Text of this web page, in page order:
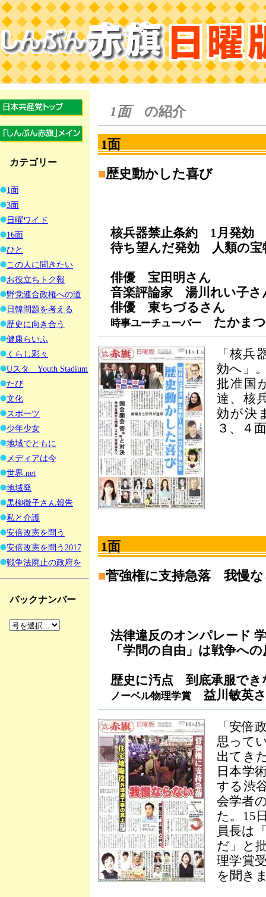
カテゴリー
1面
3面
日曜ワイド
16面
ひと
この人に聞きたい
お役立ちトク報
野党連合政権への道
日韓問題を考える
歴史に向き合う
健康らいふ
くらし彩々
Uスタ Youth Stadium
たび
文化
スポーツ
少年少女
地域でともに
メディアは今
世界.net
地域発
黒柳徹子さん報告
私と介護
安倍改憲を問う
安倍改憲を問う2017
戦争法廃止の政府を
バックナンバー
1面の紹介
1面
■歴史動かした喜び
核兵器禁止条約 1月発効
待ち望んだ発効 人類の宝
俳優 宝田明さん
音楽評論家 湯川れい子さ
俳優 東ちづるさん
時事ユーチューバー たかま
「核兵
効へ」
批准国
達、核
効が決
３、４
1面
■菅強権に支持急落 我慢
法律違反のオンパレード
「学問の自由」は戦争への
歴史に汚点 到底承服でき
ノーベル物理学賞 益川敏英
「安倍
思って
出てき
日本学
する渋
会学者
た。15
員長は
だ」と
理学賞
を聞き